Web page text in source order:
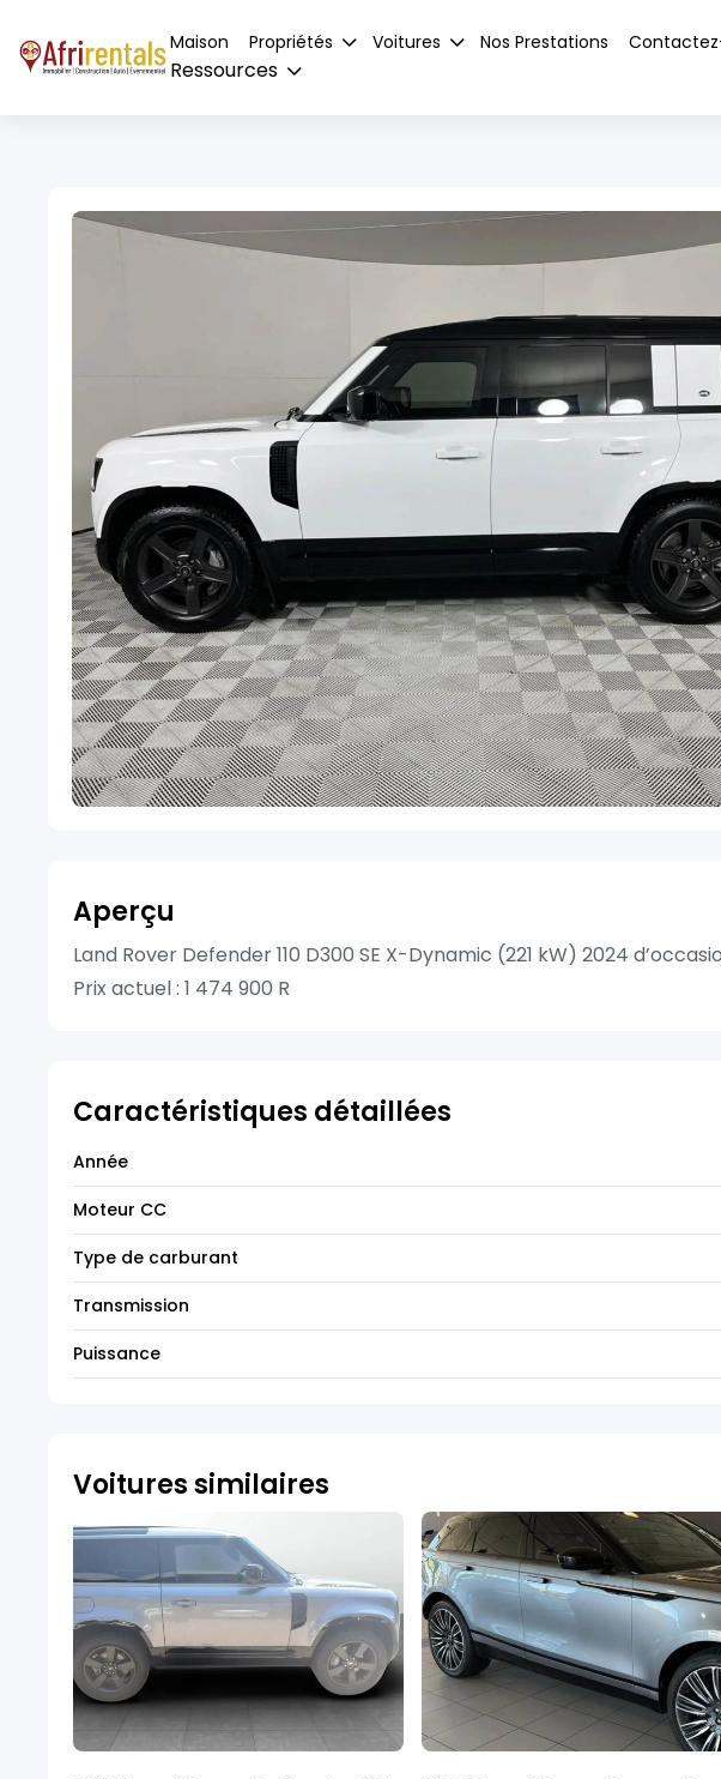
Maison Propriétés Voitures Nos Prestations
Ressources
Aperçu
Land Rover Defender 110 D300 SE X-Dynamic (221 kW) 2024
Prix actuel : 1 474 900 R
Caractéristiques détaillées
Année
Moteur CC
Type de carburant
Transmission
Puissance
Voitures similaires